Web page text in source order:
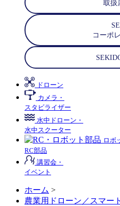
取扱
コーポ
ドローン
カメラ・
スタビライザー
水中ドローン・
水中スクーター
ロボ
RC部品
講習会・
イベント
ホーム >
農業用ドローン／スマー